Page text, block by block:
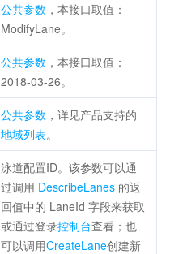
公共参数 ，本接口取值：
ModifyLane。
公共参数 ，本接口取值：
2018-03-26。
公共参数 ，详见产品支持的
地域列表。
泳道配置ID。该参数可以通
过调用 DescribeLanes 的返
回值中的 LaneId 字段来获取
或通过登录控制台查看；也
可以调用CreateLane创建新